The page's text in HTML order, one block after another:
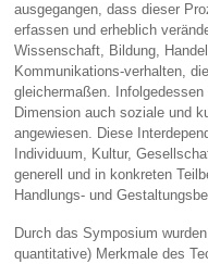
ausgegangen, dass dieser
erfassen und erheblich
Wissenschaft, Bildung,
Kommunikations-verhalten,
gleichermaßen.
Dimension auch soziale und
angewiesen. Diese
Individuum, Kultur,
gene­rell und in konkreten
Handlungs- und
Durch das Symposium
quantitative) Merkmale des